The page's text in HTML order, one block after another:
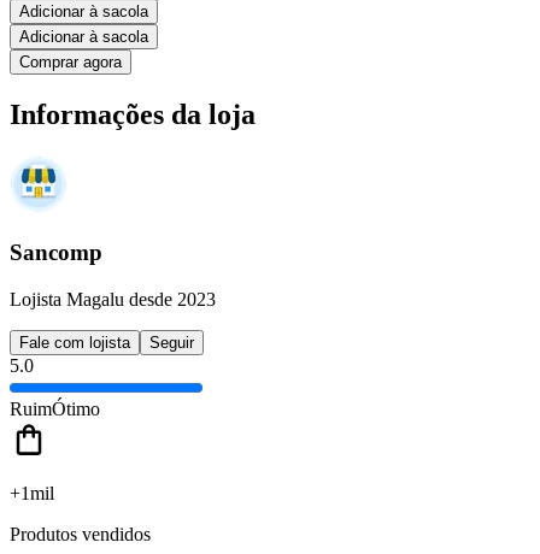
Adicionar à sacola
Adicionar à sacola
Comprar agora
Informações da loja
Sancomp
Lojista Magalu desde 2023
Fale com lojista Seguir
5.0
RuimÓtimo
+1mil
Produtos vendidos